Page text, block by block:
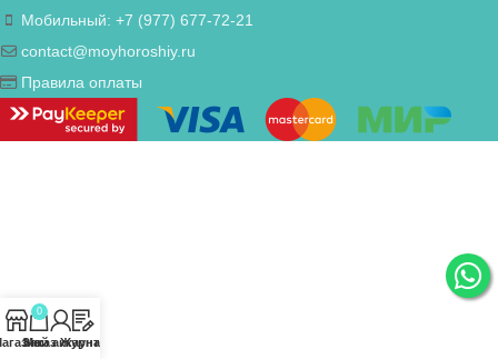
Мобильный: +7 (977) 677-72-21
contact@moyhoroshiy.ru
Правила оплаты
0
Заказ
Мой аккаунт
Журнал